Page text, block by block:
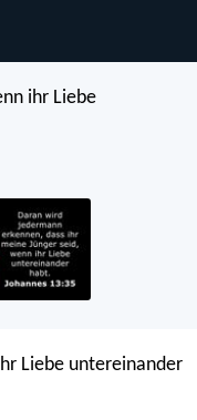
ihr Liebe
Liebe untereinander